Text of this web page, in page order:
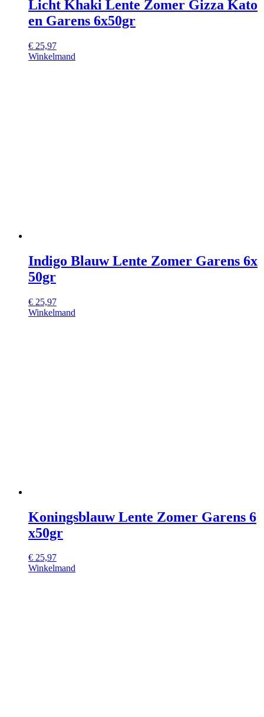
Licht Khaki Lente Zomer Gizza Kato
en Garens 6x50gr
€ 25,97
Winkelmand
Indigo Blauw Lente Zomer Garens 6x
50gr
€ 25,97
Winkelmand
Koningsblauw Lente Zomer Garens 6
x50gr
€ 25,97
Winkelmand